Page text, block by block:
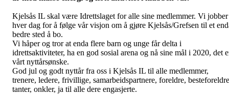
Kjelsås IL skal være Idrettslaget for alle sine medlemmer. Vi jobber
hver dag for å følge vår visjon om å gjøre Kjelsås/Grefsen til et
bedre sted å bo.
Vi håper og tror at enda flere barn og unge får delta i
idrettsaktiviteter, ha en god sosial arena og nå sine mål i 2020, det
vårt nyttårsønske.
God jul og godt nyttår fra oss i Kjelsås IL til alle medlemmer,
trenere, ledere, frivillige, samarbeidspartnere, foreldre,
tanter, onkler, ja til alle dere engasjerte.